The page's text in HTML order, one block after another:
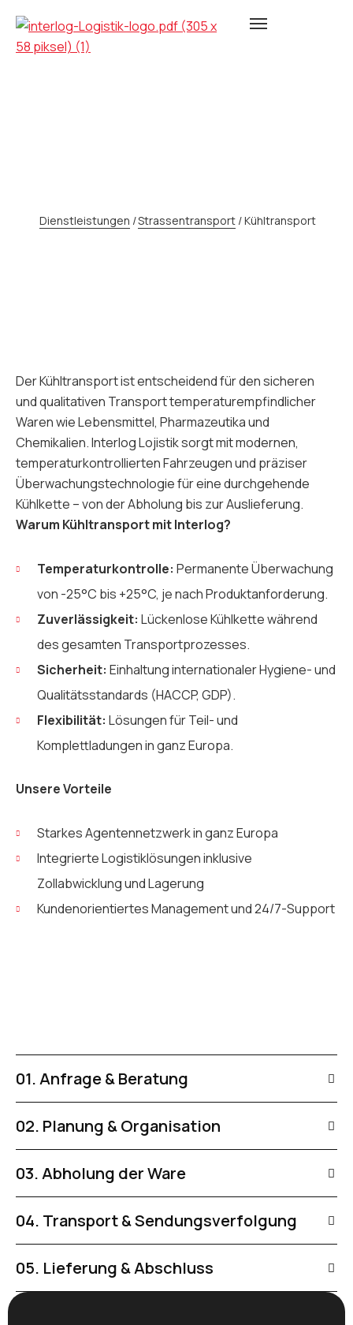
Dienstleistungen /Strassentransport /Kühltransport
Der Kühltransport ist entscheidend für den sicheren
und qualitativen Transport temperaturempfindlicher
Waren wie Lebensmittel, Pharmazeutika und
Chemikalien. Interlog Lojistik sorgt mit modernen,
temperaturkontrollierten Fahrzeugen und präziser
Überwachungstechnologie für eine durchgehende
Kühlkette – von der Abholung bis zur Auslieferung.
Warum Kühltransport mit Interlog?
Temperaturkontrolle: Permanente Überwachung
von -25°C bis +25°C, je nach Produktanforderung.
Zuverlässigkeit: Lückenlose Kühlkette während
des gesamten Transportprozesses.
Sicherheit: Einhaltung internationaler Hygiene- und
Qualitätsstandards (HACCP, GDP).
Flexibilität: Lösungen für Teil- und
Komplettladungen in ganz Europa.
Unsere Vorteile
Starkes Agentennetzwerk in ganz Europa
Integrierte Logistiklösungen inklusive
Zollabwicklung und Lagerung
Kundenorientiertes Management und 24/7-Support
01. Anfrage & Beratung
02. Planung & Organisation
03. Abholung der Ware
04. Transport & Sendungsverfolgung
05. Lieferung & Abschluss